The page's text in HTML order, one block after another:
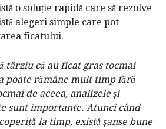
o soluție rapidă care să rezolve
alegeri simple care pot
ficatului.
târziu că au ficat gras tocmai
poate rămâne mult timp fără
de aceea, analizele și
sunt importante. Atunci când
la timp, există șanse bune